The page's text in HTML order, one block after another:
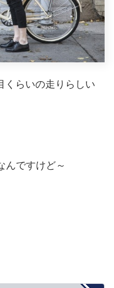
くらいの走りらしい
んですけど～